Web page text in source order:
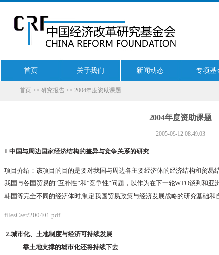
首页 关于我们 新闻动态 专项基
首页 >> 研究报告 >> 2004年度资助课题
2004年度资助课题
2005-09-12 08:49:03
1.中国与周边国家经济结构的差异与竞争关系的研究
项目介绍：该项目的目的是要对我国与周边各主要经济体的经济结构和贸易
我国与各国贸易的“互补性”和“竞争性”问题，以作为在下一轮WTO谈判和
韩国等完全不同的经济体时,制定我国贸易政策与经济发展战略的研究基础
filesCser/200401.pdf
2.城市化、土地制度与经济可持续发展
——靠土地支撑的城市化还将持续下去